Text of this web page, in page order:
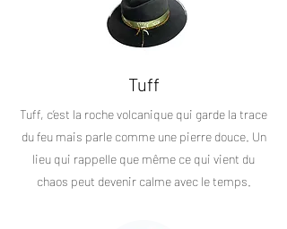
Tuff
Tuff, c’est la roche volcanique qui garde la trace
du feu mais parle comme une pierre douce. Un
lieu qui rappelle que même ce qui vient du
chaos peut devenir calme avec le temps.